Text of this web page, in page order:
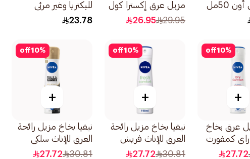
50مل
مزيل عرق إكسترا كول
150مل
29.95
26.95
للبكتريا وغير مرئي
40جرام
23.78
10%
off
+
عرق بخاخ
كمفورت
27.72
10%
off
+
نيفيا بخاخ مزيل رائحة
العرق للإناث فريش
كومفورت 150مل
30.81
27.72
10%
off
+
نيفيا بخاخ مزيل رائحة
العرق للإناث سلكي
سموث 150مل
30.81
27.72